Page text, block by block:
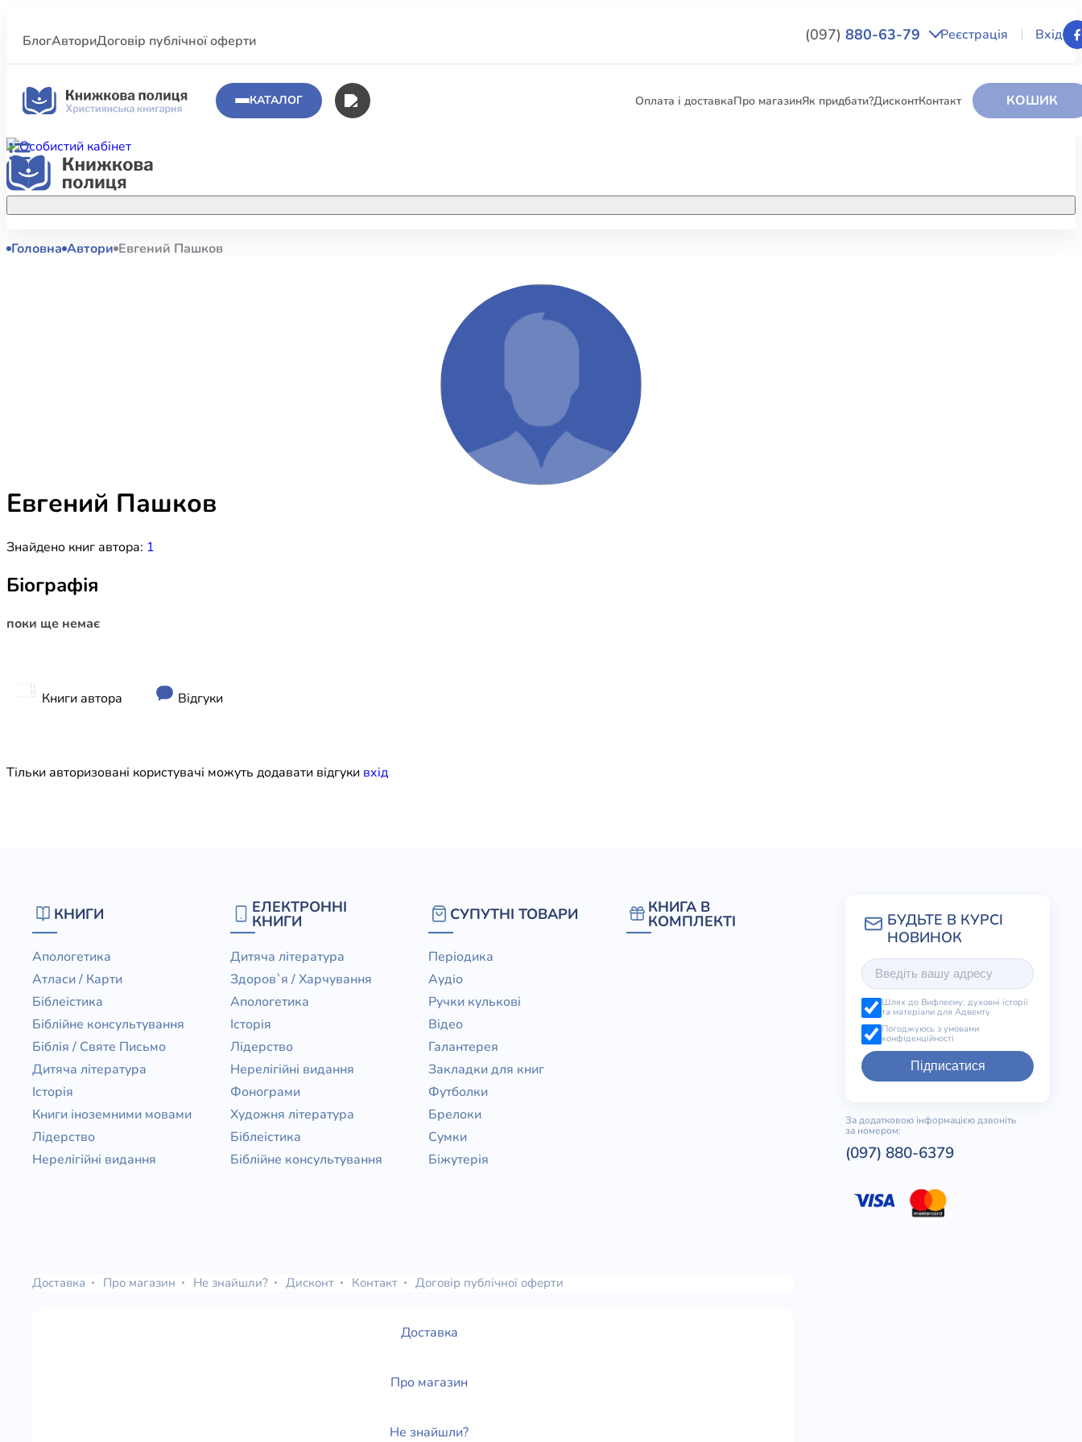
БлогАвториДоговір публічної оферти (097) 880-63-79 Реєстрація Вхід
КАТАЛОГ Оплата і доставкаПро магазинЯк придбати?ДисконтКонтакт КОШИК
Акційні пропозиції
полиці.
КНИГИ
Біблійне консультування
Художня література
ЕЛЕКТРОННІ КНИГИ
КНИГА В КОМПЛЕКТІ
Головна Автори Евгений Пашков
Евгений Пашков
Знайдено книг автора: 1
Біографія
поки ще немає
Книги автора Відгуки
Тільки авторизовані користувачі можуть додавати відгуки вхiд
КНИГИ
Апологетика
Атласи / Карти
Біблеістика
Біблійне консультування
Біблія / Святе Письмо
Дитяча література
Історія
Книги іноземними мовами
Лідерство
Нерелігійні видання
ЕЛЕКТРОННІ
КНИГИ
Дитяча література
Здоров`я / Харчування
Апологетика
Історія
Лідерство
Нерелігійні видання
Фонограми
Художня література
Біблеістика
Біблійне консультування
СУПУТНІ ТОВАРИ
Періодика
Аудіо
Ручки кулькові
Відео
Галантерея
Закладки для книг
Футболки
Брелоки
Сумки
Біжутерія
КНИГА В
КОМПЛЕКТІ
Шлях до Вифлеєму: духовні історії
та матеріали для Адвенту
Погоджуюсь з умовами
конфіденційності
Підписатися
За додатковою інформацією дзвоніть
за номером:
(097) 880-6379
Доставка Про магазин Не знайшли? Дисконт Контакт Договір публічної оферти
Доставка
Про магазин
Не знайшли?